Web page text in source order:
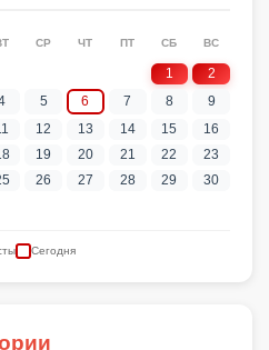
СР ЧТ ПТ СБ ВС
1
2
5 6 7 8
9
12 13 14 15
16
19 20 21 22
23
26 27 28 29
30
Сегодня